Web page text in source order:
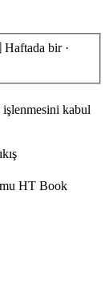
Haftada bir ·
işlenmesini kabul
HT Book